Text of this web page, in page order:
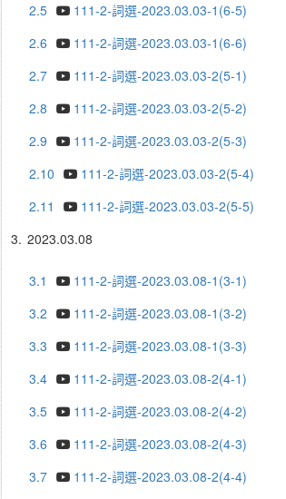
2.5
111-2-詞選-2023.03.03-1(6-5)
2.6
111-2-詞選-2023.03.03-1(6-6)
2.7
111-2-詞選-2023.03.03-2(5-1)
2.8
111-2-詞選-2023.03.03-2(5-2)
2.9
111-2-詞選-2023.03.03-2(5-3)
2.10
111-2-詞選-2023.03.03-2(5-4)
2.11
111-2-詞選-2023.03.03-2(5-5)
3. 2023.03.08
3.1
111-2-詞選-2023.03.08-1(3-1)
3.2
111-2-詞選-2023.03.08-1(3-2)
3.3
111-2-詞選-2023.03.08-1(3-3)
3.4
111-2-詞選-2023.03.08-2(4-1)
3.5
111-2-詞選-2023.03.08-2(4-2)
3.6
111-2-詞選-2023.03.08-2(4-3)
3.7
111-2-詞選-2023.03.08-2(4-4)